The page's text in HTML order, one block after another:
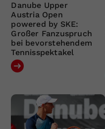
Danube Upper
Austria Open
powered by SKE:
Großer Fanzuspruch
bei bevorstehendem
Tennisspektakel